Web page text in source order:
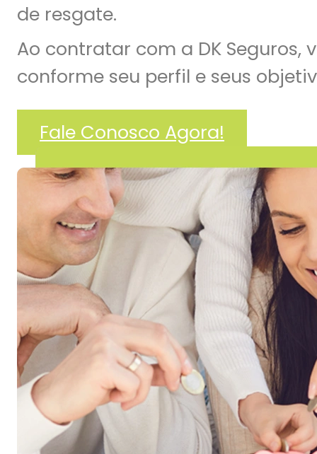
Seguro Condomínio
Seguro Empresarial
Seguro Bike
Seguro RC Profissional
Seguro de Equipamentos
Risco de Engenharia
Seguro para Eventos (AP e
Blog
Contato
de resgate.
Ao contratar com a DK
conforme seu perfil e seus
Fale Conosco Agora!